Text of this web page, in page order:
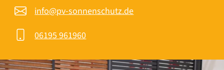
info@pv-sonnenschutz.de
06195 961960